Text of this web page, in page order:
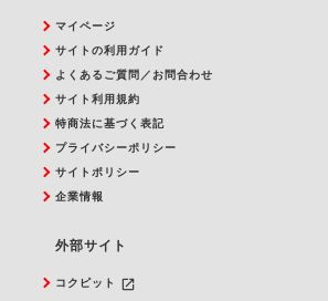
マイページ
サイトの利用ガイド
よくあるご質問／お問合わせ
サイト利用規約
特商法に基づく表記
プライバシーポリシー
サイトポリシー
企業情報
外部サイト
コクピット
launch